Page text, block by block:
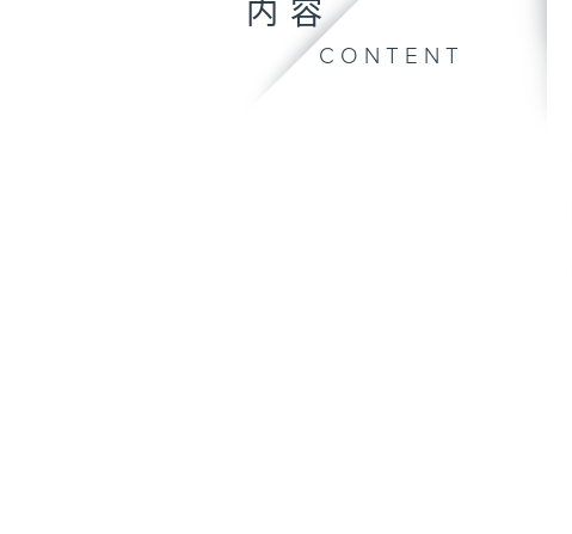
内容
CONTENT